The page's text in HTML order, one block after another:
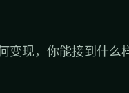
变现，你能接到什